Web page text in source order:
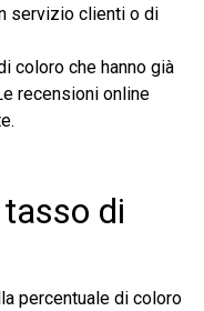
servizio clienti o di
coloro che hanno già
recensioni online
di
percentuale di coloro